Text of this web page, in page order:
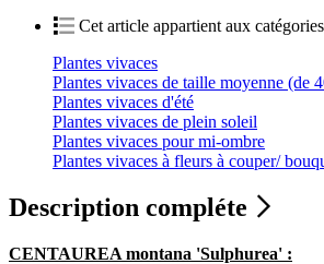
Cet article appartient aux
Plantes vivaces
Plantes vivaces de taille moyenne (de
Plantes vivaces d'été
Plantes vivaces de plein soleil
Plantes vivaces pour mi-ombre
Plantes vivaces à fleurs à couper/
Description compléte
CENTAUREA montana 'Sulphurea' :